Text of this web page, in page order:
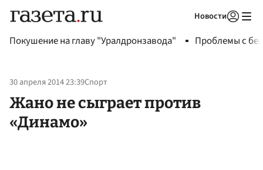
Новости
Покушение на главу "Уралдронзавода" Проблемы с
30 апреля 2014 23:39Спорт
Жано не сыграет против
«Динамо»